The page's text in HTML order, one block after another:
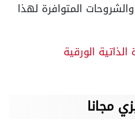
المتوافرة لهذا
الورقية
مجانا